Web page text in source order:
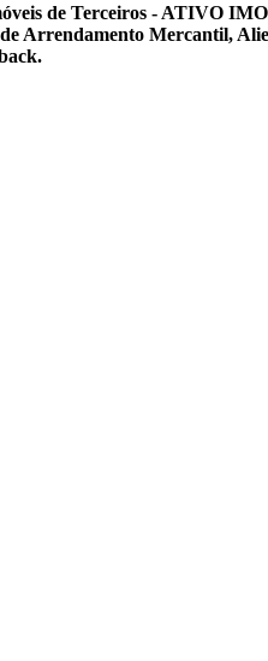
de Terceiros - ATIVO
Arrendamento Mercantil,